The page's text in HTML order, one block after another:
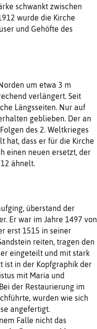
schwankt zwischen
wurde die Kirche
und Gehöfte des
um etwa 3 m
verlängert. Seit
Längsseiten. Nur auf
geblieben. Der an
des 2. Weltkrieges
hat, dass er für die Kirche
einen neuen ersetzt, der
ähnelt.
überstand der
Er war im Jahre 1497 von
erst 1515 in seiner
reiten, tragen den
eingeteilt und mit stark
ist in der Kopfgraphik der
mit Maria und
der Restaurierung im
wurden wie sich
angefertigt.
Falle nicht das